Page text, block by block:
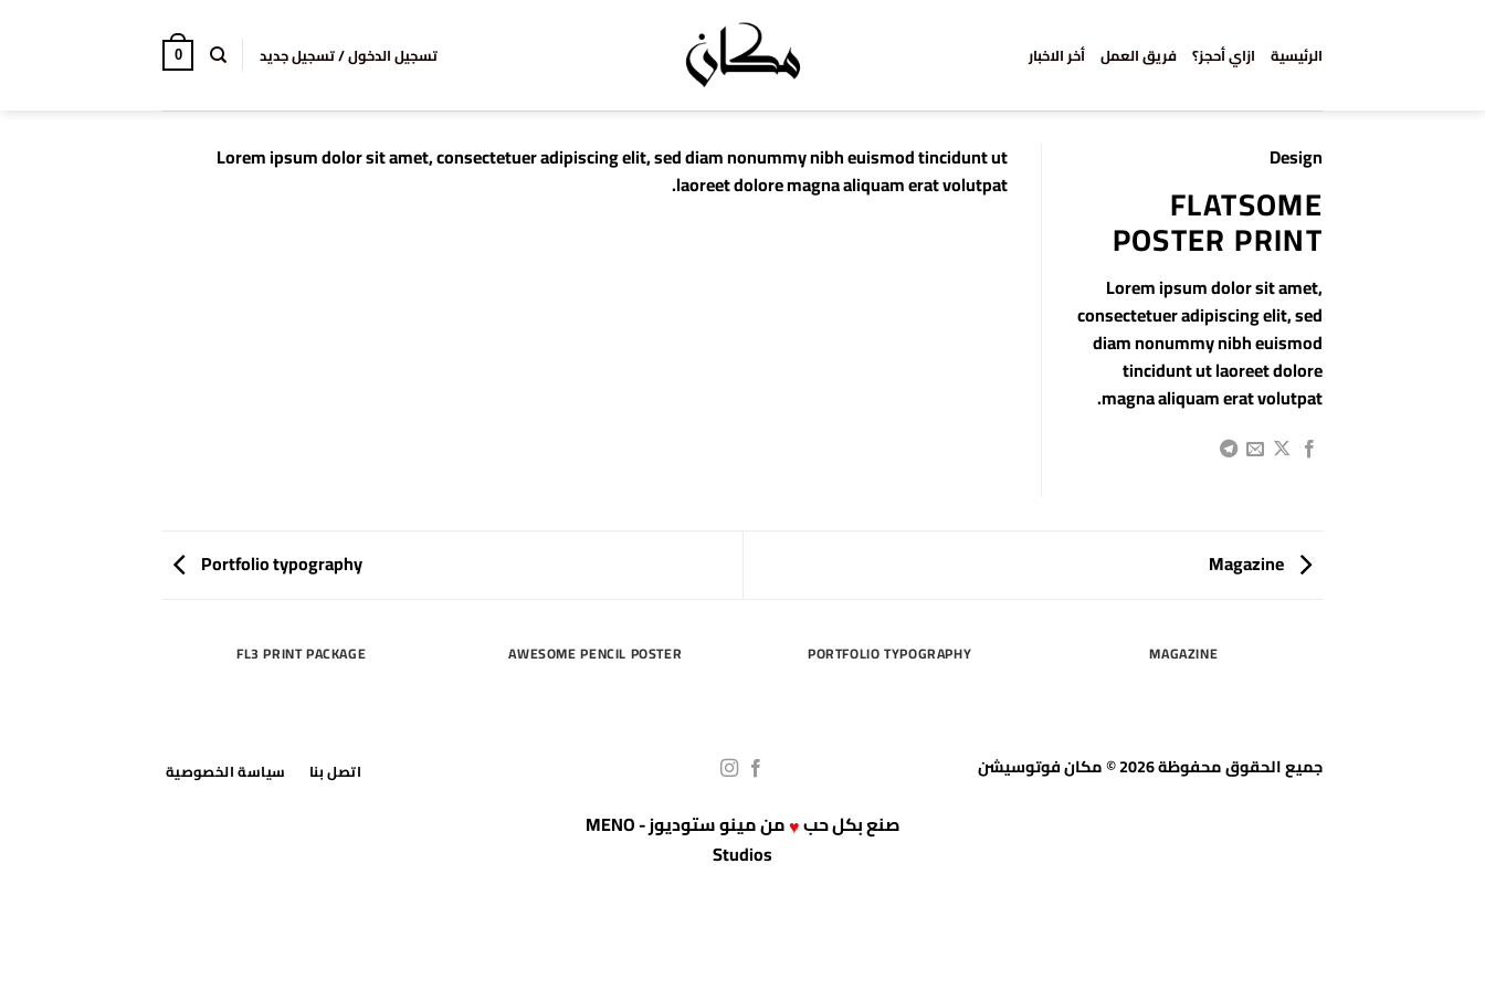
الرئيسية ازاي أحجز؟ فريق العمل أخر الاخبار تسجيل الدخول / تسجيل جديد 0
Design
FLATSOME
POSTER PRINT
Lorem ipsum dolor sit amet,
consectetuer adipiscing elit, sed
diam nonummy nibh euismod
tincidunt ut laoreet dolore
magna aliquam erat volutpat.
Lorem ipsum dolor sit amet, consectetuer adipiscing elit, sed diam nonummy nibh euismod tincidunt ut
laoreet dolore magna aliquam erat volutpat.
Portfolio typography
MAGAZINE
PORTFOLIO TYPOGRAPHY
AWESOME PENCIL POSTER
FL3 PRINT PACKAGE
جميع الحقوق محفوظة 2026 © مكان فوتوسيشن
صنع بكل حب♥من
مينو ستوديوز - MENO
Studios
اتصل بنا سياسة الخصوصية